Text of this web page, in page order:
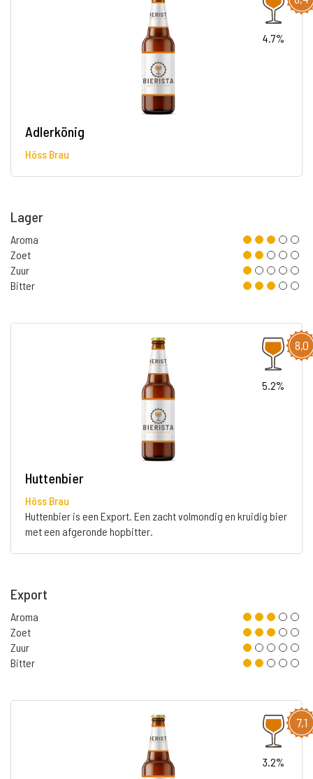
4.7%
Adlerkönig
Höss Brau
Lager
Aroma
Zoet
Zuur
Bitter
8,0
5.2%
Huttenbier
Höss Brau
Huttenbier is een Export. Een zacht volmondig en kruidig bier
met een afgeronde hopbitter.
Export
Aroma
Zoet
Zuur
Bitter
7,1
3.2%